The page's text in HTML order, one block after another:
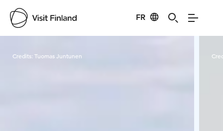
FR
Credits: Tuomas Juntunen